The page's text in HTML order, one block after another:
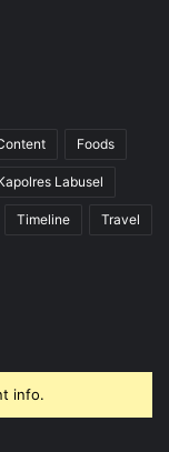
Foods
Labusel
Timeline Travel
info.